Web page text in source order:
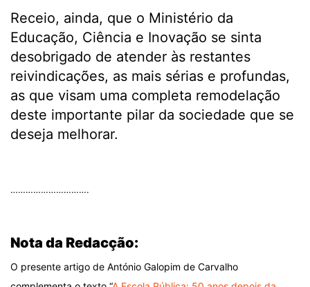
Receio, ainda, que o Ministério da
Educação, Ciência e Inovação se sinta
desobrigado de atender às restantes
reivindicações, as mais sérias e profundas,
as que visam uma completa remodelação
deste importante pilar da sociedade que se
deseja melhorar.
………………………….
Nota da Redacção:
O presente artigo de António Galopim de Carvalho